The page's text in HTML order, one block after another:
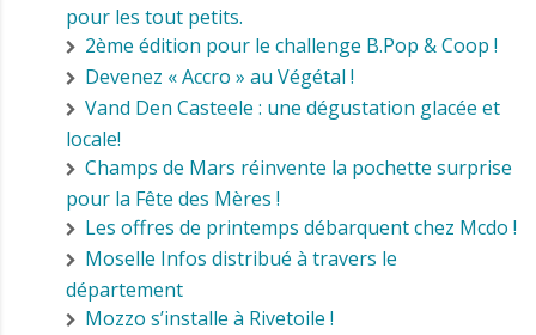
pour les tout petits.
2ème édition pour le challenge B.Pop & Coop !
Devenez « Accro » au Végétal !
Vand Den Casteele : une dégustation glacée et
locale!
Champs de Mars réinvente la pochette surprise
pour la Fête des Mères !
Les offres de printemps débarquent chez Mcdo !
Moselle Infos distribué à travers le
département
Mozzo s’installe à Rivetoile !